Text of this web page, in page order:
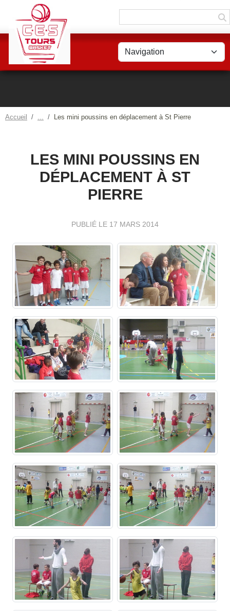
Accueil Les mini poussins en déplacement à St Pierre
LES MINI POUSSINS EN
DÉPLACEMENT À ST
PIERRE
PUBLIÉ LE 17 MARS 2014
Panneau de gestion des cookies